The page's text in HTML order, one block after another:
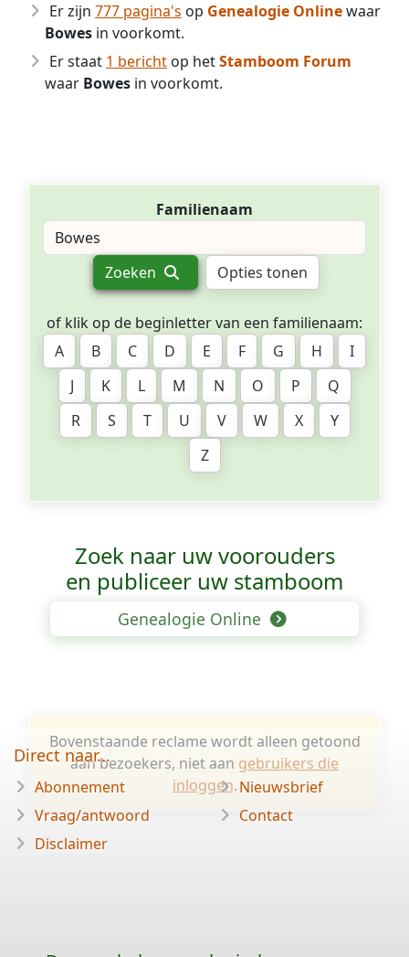
Er zijn 777 pagina's op Genealogie Onlinewaar
Bowes in voorkomt.
Er staat 1 bericht op hetStamboom Forum
waar Bowes in voorkomt.
Familienaam
Zoeken Opties tonen
of klik op de beginletter van een familienaam:
A
B C D E F G H
I
J
K L M N O P
Q
R
S T U V W X
Y
Z
Zoek naar uw voorouders
en publiceer uw stamboom
Genealogie Online
Bovenstaande reclame wordt alleen getoond
aan bezoekers, niet aan gebruikers die
inloggen.
Direct naar...
Abonnement
Vraag/antwoord
Disclaimer
Nieuwsbrief
Contact